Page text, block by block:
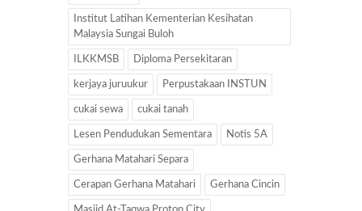
Institut Latihan Kementerian Kesihatan
Malaysia Sungai Buloh
ILKKMSB Diploma Persekitaran
kerjaya juruukur Perpustakaan INSTUN
cukai sewa cukai tanah
Lesen Pendudukan Sementara Notis 5A
Gerhana Matahari Separa
Cerapan Gerhana Matahari Gerhana Cincin